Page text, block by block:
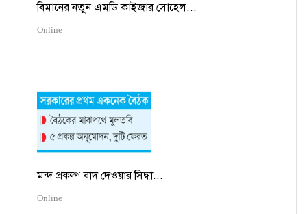
বিমানের নতুন এমডি কাইজার সোহেল...
Online
মন্দ প্রকল্প বাদ দেওয়ার সিদ্ধা...
Online